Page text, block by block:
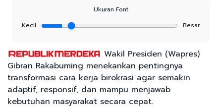
Ukuran Font
Kecil
Besar
Wakil Presiden (Wapres)
Gibran Rakabuming menekankan pentingnya
transformasi cara kerja birokrasi agar semakin
adaptif, responsif, dan mampu menjawab
kebutuhan masyarakat secara cepat.